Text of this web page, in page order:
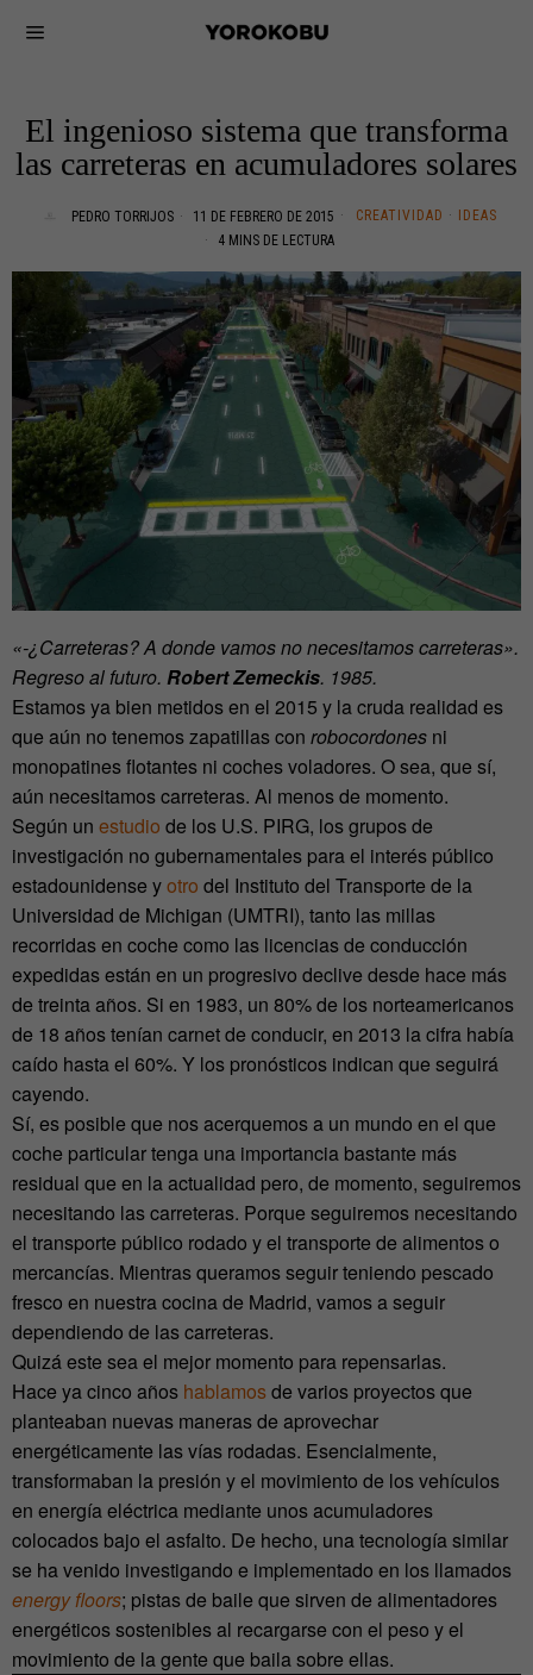
El ingenioso sistema que transforma
las carreteras en acumuladores solares
PEDRO TORRIJOS 11 DE FEBRERO DE 2015 CREATIVIDAD ·
IDEAS
4 MINS DE LECTURA
«-¿Carreteras? A donde vamos no necesitamos carreteras».
Regreso al futuro. Robert Zemeckis. 1985.
Estamos ya bien metidos en el 2015 y la cruda realidad es
que aún no tenemos zapatillas con robocordones ni
monopatines flotantes ni coches voladores. O sea, que sí,
aún necesitamos carreteras. Al menos de momento.
Según un estudio de los U.S. PIRG, los grupos de
investigación no gubernamentales para el interés público
estadounidense yotro del Instituto del Transporte de la
Universidad de Michigan (UMTRI), tanto las millas
recorridas en coche como las licencias de conducción
expedidas están en un progresivo declive desde hace más
de treinta años. Si en 1983, un 80% de los norteamericanos
de 18 años tenían carnet de conducir, en 2013 la cifra había
caído hasta el 60%. Y los pronósticos indican que seguirá
cayendo.
Sí, es posible que nos acerquemos a un mundo en el que
coche particular tenga una importancia bastante más
residual que en la actualidad pero, de momento, seguiremos
necesitando las carreteras. Porque seguiremos necesitando
el transporte público rodado y el transporte de alimentos o
mercancías. Mientras queramos seguir teniendo pescado
fresco en nuestra cocina de Madrid, vamos a seguir
dependiendo de las carreteras.
Quizá este sea el mejor momento para repensarlas.
Hace ya cinco años hablamosde varios proyectos que
planteaban nuevas maneras de aprovechar
energéticamente las vías rodadas. Esencialmente,
transformaban la presión y el movimiento de los vehículos
en energía eléctrica mediante unos acumuladores
colocados bajo el asfalto. De hecho, una tecnología similar
se ha venido investigando e implementado en los llamados
energy floors; pistas de baile que sirven de alimentadores
energéticos sostenibles al recargarse con el peso y el
movimiento de la gente que baila sobre ellas.